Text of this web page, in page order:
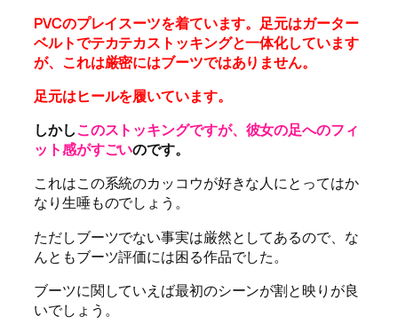
PVCのプレイスーツを着ています。足元はガーター
ベルトでテカテカストッキングと一体化しています
が、これは厳密にはブーツではありません。
足元はヒールを履いています。
しかしこのストッキングですが、彼女の足へのフィ
ット感がすごいのです。
これはこの系統のカッコウが好きな人にとってはか
なり生唾ものでしょう。
ただしブーツでない事実は厳然としてあるので、な
んともブーツ評価には困る作品でした。
ブーツに関していえば最初のシーンが割と映りが良
いでしょう。